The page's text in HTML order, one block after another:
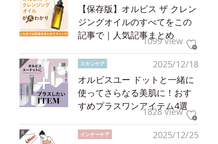
【保存版】オルビス ザ クレン
ジングオイルのすべてをこの
記事で｜人気記事まとめ
1099 view
2025/12/18
スキンケア
オルビスユー ドットと一緒に
使ってさらなる美肌に！おす
すめプラスワンアイテム4選
1828 view
2025/12/25
インナーケア